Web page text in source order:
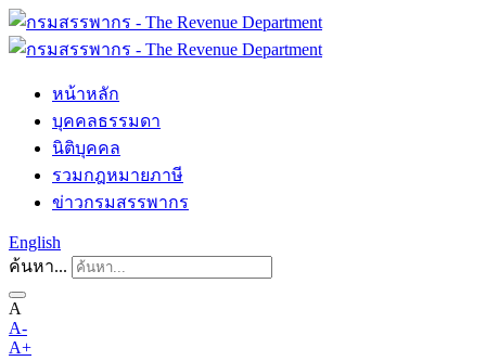
หน้าหลัก
บุคคลธรรมดา
นิติบุคคล
รวมกฎหมายภาษี
ข่าวกรมสรรพากร
English
ค้นหา...
A
A-
A+